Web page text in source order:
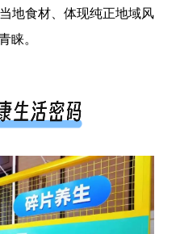
地食材、体现纯正地域风
睐。